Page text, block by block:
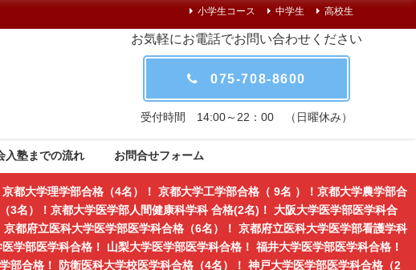
小学生コース 中学生 高校生
お気軽にお電話でお問い合わせください
075-708-8600
受付時間 14:00～22：00 （日曜休み）
入塾までの流れ お問合せフォーム
大学理学部合格（4名）！ 京都大学工学部合格（ 9名 ）！京都大学農学部合
名）！京都大学医学部人間健康科学科 合格(2名)！ 大阪大学医学部医学科合
府立医科大学医学部医学科合格（6名）！ 京都府立医科大学医学部看護学科
部医学科合格！ 山梨大学医学部医学科合格！ 福井大学医学部医学科合格！
合格！ 防衛医科大学校医学科合格（4名）！ 神戸大学医学部医学科合格（2